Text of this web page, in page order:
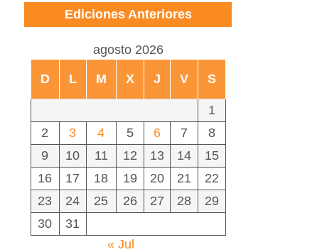
Ediciones Anteriores
agosto 2026
D L M X J V S
1
2
3 4 5 6 7
8
9
10 11 12 13 14
15
16
17 18 19 20 21
22
23
24 25 26 27 28
29
30
31
« Jul